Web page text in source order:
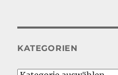
KATEGORIEN